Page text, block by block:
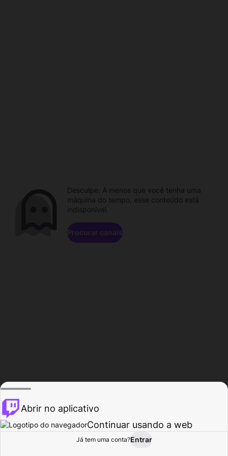
Procurar Atividade
Desculpe. A menos que você tenha uma
máquina do tempo, esse conteúdo está
indisponível.
Procurar canais
Abrir no aplicativo
Continuar usando a web
Já tem uma conta?Entrar